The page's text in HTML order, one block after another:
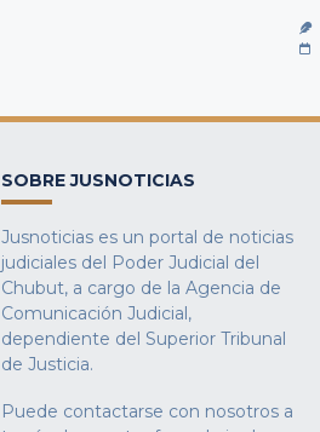
SOBRE JUSNOTICIAS
Jusnoticias es un portal de noticias
judiciales del Poder Judicial del
Chubut, a cargo de la Agencia de
Comunicación Judicial,
dependiente del Superior Tribunal
de Justicia.
Puede contactarse con nosotros a